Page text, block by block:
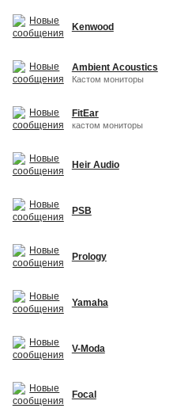
Kenwood
Ambient Acoustics
Кастом мониторы
FitEar
кастом мониторы
Heir Audio
PSB
Prology
Yamaha
V-Moda
Focal